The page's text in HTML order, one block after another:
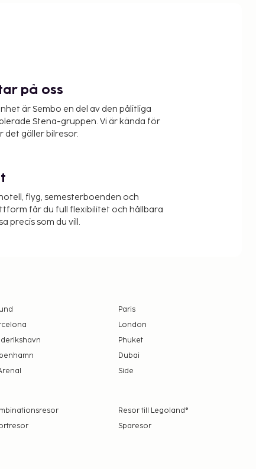
på oss
är Sembo en del av den pålitliga
Stena-gruppen. Vi är kända för
det gäller bilresor.
flyg, semesterboenden och
får du full flexibilitet och hållbara
precis som du vill.
Paris
London
Phuket
Dubai
Side
Resor till Legoland®
Sparesor